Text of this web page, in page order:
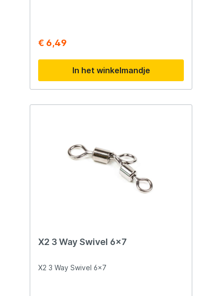
€ 6,49
In het winkelmandje
X2 3 Way Swivel 6x7
X2 3 Way Swivel 6x7